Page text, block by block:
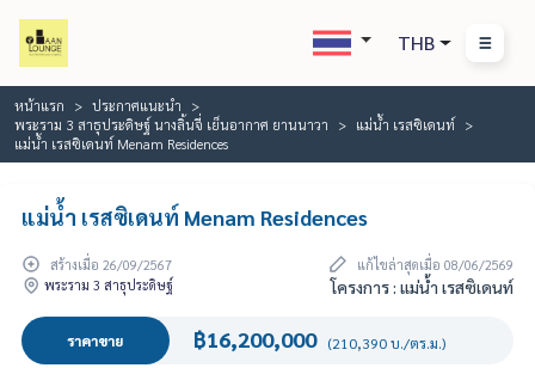
THB
หน้าแรก
ประกาศแนะนำ
พระราม 3 สาธุประดิษฐ์ นางลิ้นจี่ เย็นอากาศ ยานนาวา
แม่น้ำ เรสซิเดนท์
แม่น้ำ เรสซิเดนท์ Menam Residences
แม่น้ำ เรสซิเดนท์ Menam Residences
สร้างเมื่อ 26/09/2567
แก้ไขล่าสุดเมื่อ 08/06/2569
พระราม 3 สาธุประดิษฐ์
โครงการ : แม่น้ำ เรสซิเดนท์
ราคาขาย ฿16,200,000 (210,390 บ./ตร.ม.)